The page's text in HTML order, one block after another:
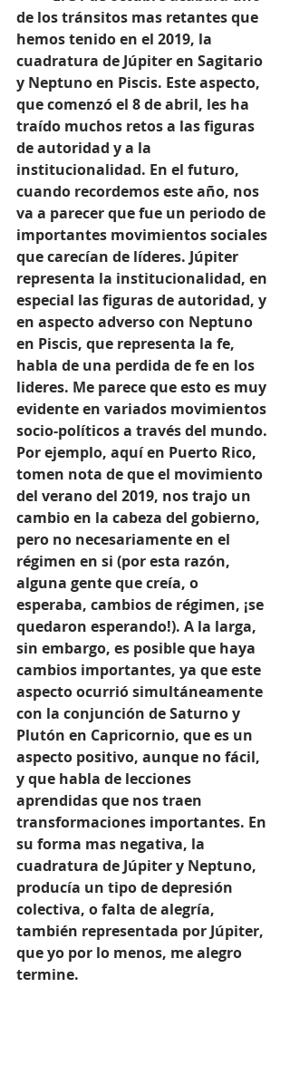
de los tránsitos mas retantes que
hemos tenido en el 2019, la
cuadratura de Júpiter en Sagitario
y Neptuno en Piscis. Este aspecto,
que comenzó el 8 de abril, les ha
traído muchos retos a las figuras
de autoridad y a la
institucionalidad. En el futuro,
cuando recordemos este año, nos
va a parecer que fue un periodo de
importantes movimientos sociales
que carecían de líderes. Júpiter
representa la institucionalidad, en
especial las figuras de autoridad, y
en aspecto adverso con Neptuno
en Piscis, que representa la fe,
habla de una perdida de fe en los
lideres. Me parece que esto es muy
evidente en variados movimientos
socio-políticos a través del mundo.
Por ejemplo, aquí en Puerto Rico,
tomen nota de que el movimiento
del verano del 2019, nos trajo un
cambio en la cabeza del gobierno,
pero no necesariamente en el
régimen en si (por esta razón,
alguna gente que creía, o
esperaba, cambios de régimen, ¡se
quedaron esperando!). A la larga,
sin embargo, es posible que haya
cambios importantes, ya que este
aspecto ocurrió simultáneamente
con la conjunción de Saturno y
Plutón en Capricornio, que es un
aspecto positivo, aunque no fácil,
y que habla de lecciones
aprendidas que nos traen
transformaciones importantes. En
su forma mas negativa, la
cuadratura de Júpiter y Neptuno,
producía un tipo de depresión
colectiva, o falta de alegría,
también representada por Júpiter,
que yo por lo menos, me alegro
termine.